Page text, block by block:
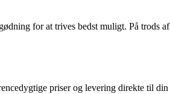
for at trives bedst muligt. På trods af
priser og levering direkte til din